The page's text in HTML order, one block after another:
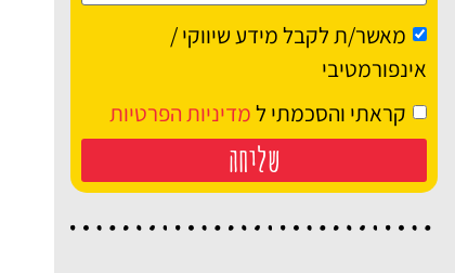
מאשר/ת לקבל מידע שיווקי /
אינפורמטיבי
קראתי והסכמתי למדיניות הפרטיות
שליחה